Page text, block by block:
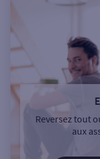
Reversez tout
aux